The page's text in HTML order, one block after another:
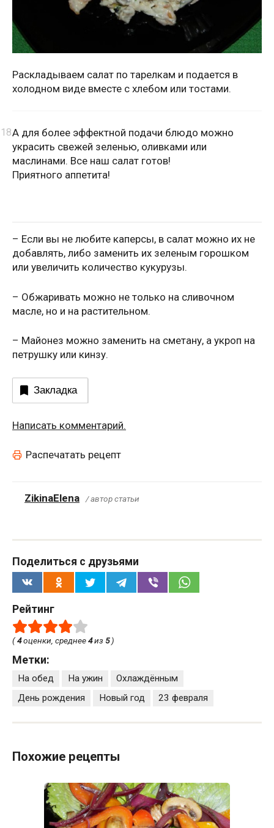
Раскладываем салат по тарелкам и подается в
холодном виде вместе с хлебом или тостами.
А для более эффектной подачи блюдо можно
украсить свежей зеленью, оливками или
маслинами. Все наш салат готов!
Приятного аппетита!
– Если вы не любите каперсы, в салат можно их не
добавлять, либо заменить их зеленым горошком
или увеличить количество кукурузы.
– Обжаривать можно не только на сливочном
масле, но и на растительном.
– Майонез можно заменить на сметану, а укроп на
петрушку или кинзу.
Закладка
Написать комментарий.
Распечатать рецепт
ZikinaElena / автор статьи
Поделиться с друзьями
Рейтинг
(4оценки, среднее4из 5)
Метки:
На обед На ужин
Охлаждённым
День рождения
Новый год 23 февраля
Похожие рецепты